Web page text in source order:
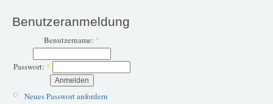
Benutzeranmeldung
Benutzername: *
Passwort: *
Neues Passwort anfordern